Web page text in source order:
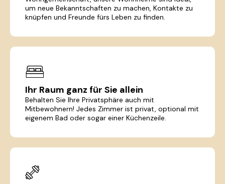
um neue Bekanntschaften zu machen, Kontakte zu
knüpfen und Freunde fürs Leben zu finden.
Ihr Raum ganz für Sie allein
Behalten Sie Ihre Privatsphäre auch mit
Mitbewohnern! Jedes Zimmer ist privat, optional mit
eigenem Bad oder sogar einer Küchenzeile.